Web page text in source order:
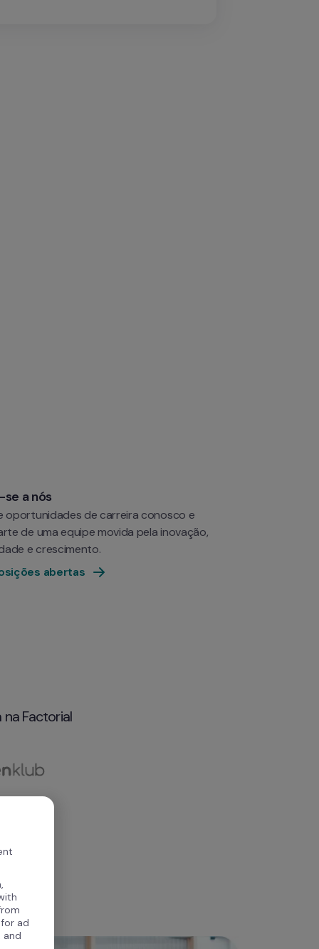
a nós
oportunidades de carreira conosco e
de uma equipe movida pela inovação,
e crescimento.
abertas
Factorial
ad
and